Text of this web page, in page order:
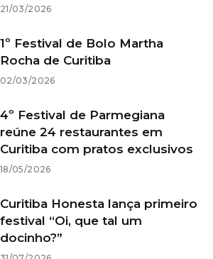
21/03/2026
1º Festival de Bolo Martha
Rocha de Curitiba
02/03/2026
4º Festival de Parmegiana
reúne 24 restaurantes em
Curitiba com pratos exclusivos
18/05/2026
Curitiba Honesta lança primeiro
festival “Oi, que tal um
docinho?”